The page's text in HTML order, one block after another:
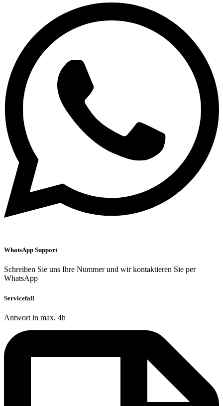
WhatsApp Support
Schreiben Sie uns Ihre Nummer und wir kontaktieren Sie per
WhatsApp
Servicefall
Antwort in max. 4h